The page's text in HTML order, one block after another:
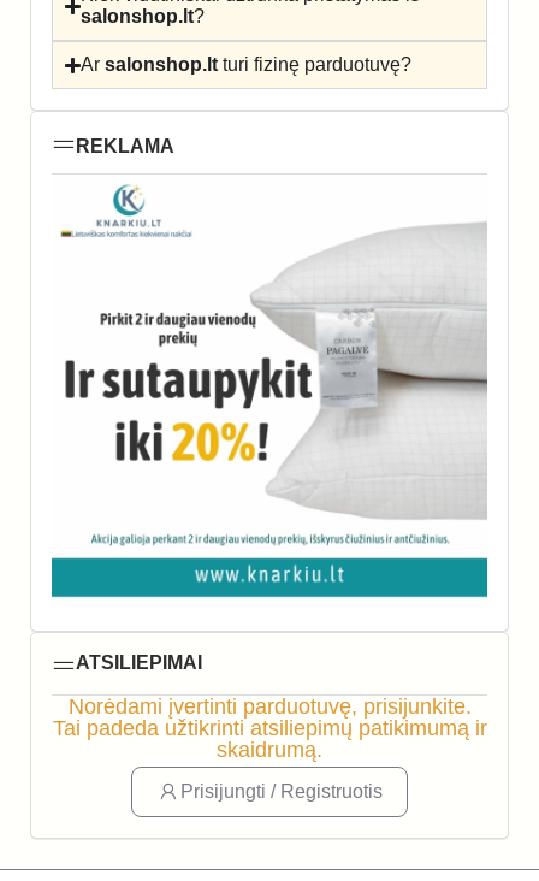
salonshop.lt?
Arsalonshop.lt turi fizinę parduotuvę?
REKLAMA
ATSILIEPIMAI
Norėdami įvertinti parduotuvę, prisijunkite.
Tai padeda užtikrinti atsiliepimų patikimumą ir
skaidrumą.
Prisijungti / Registruotis